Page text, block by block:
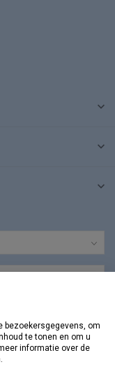
bezoekersgegevens, om
te tonen en om u
informatie over de